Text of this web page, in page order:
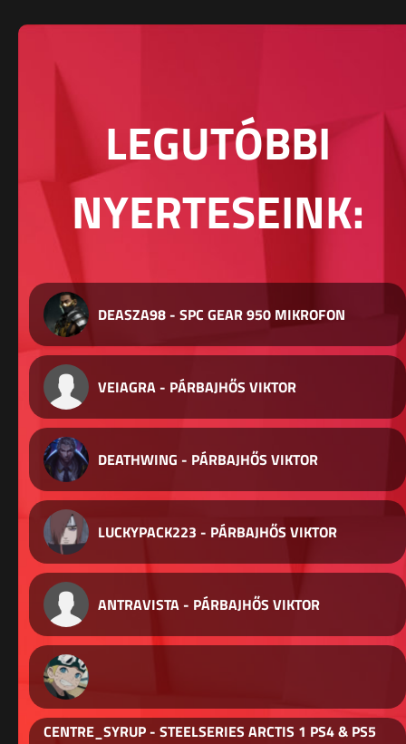
LEGUTÓBBI
NYERTESEINK:
DEASZA98 - SPC GEAR 950 MIKROFON
VEIAGRA - PÁRBAJHŐS VIKTOR
DEATHWING - PÁRBAJHŐS VIKTOR
LUCKYPACK223 - PÁRBAJHŐS VIKTOR
ANTRAVISTA - PÁRBAJHŐS VIKTOR
CENTRE_SYRUP - STEELSERIES ARCTIS 1 PS4 & PS5